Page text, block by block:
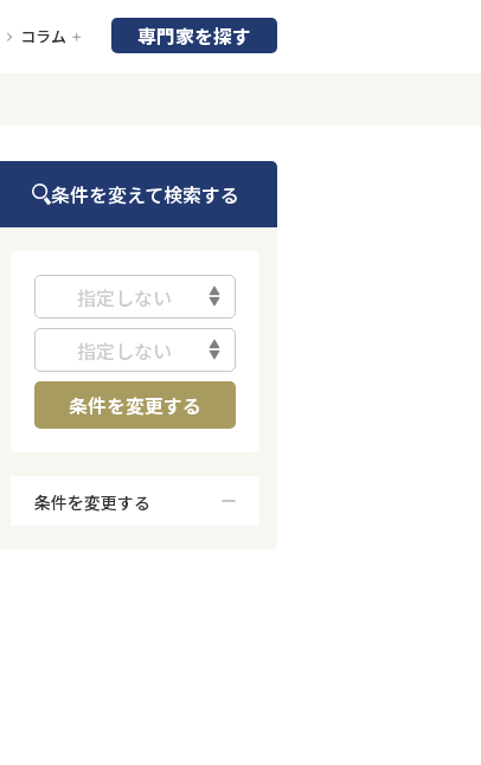
コラム 専門家を探す
条件を変えて検索する
指定しない
指定しない
条件を変更する
条件を変更する